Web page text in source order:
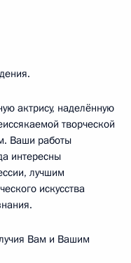
актрису, наделённую
творческой
Ваши работы
интересны
лучшим
искусства
Вам и Вашим